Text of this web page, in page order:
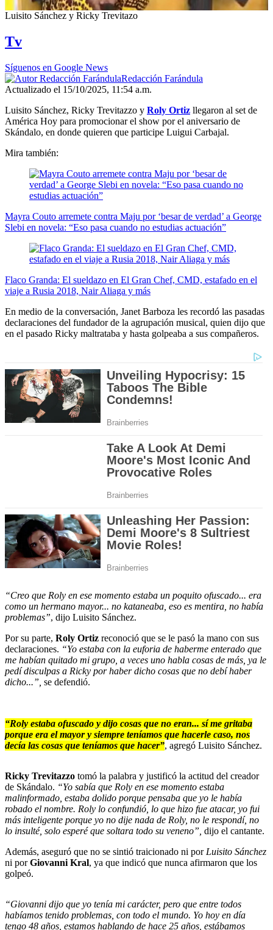
Luisito Sánchez y Ricky Trevitazo
Tv
Síguenos en Google News
Redacción Farándula
Actualizado el 15/10/2025, 11:54 a.m.
Luisito Sánchez, Ricky Trevitazzo y Roly Ortiz llegaron al set de
América Hoy para promocionar el show por el aniversario de
Skándalo, en donde quieren que participe Luigui Carbajal.
Mira también:
Mayra Couto arremete contra Maju por ‘besar de verdad’ a George
Slebi en novela: “Eso pasa cuando no estudias actuación”
Flaco Granda: El sueldazo en El Gran Chef, CMD, estafado en el
viaje a Rusia 2018, Nair Aliaga y más
En medio de la conversación, Janet Barboza les recordó las pasadas
declaraciones del fundador de la agrupación musical, quien dijo que
en el pasado Ricky maltrataba y hasta golpeaba a sus compañeros.
“Creo que Roly en ese momento estaba un poquito ofuscado... era
como un hermano mayor... no kataneaba, eso es mentira, no había
problemas”, dijo Luisito Sánchez.
Por su parte, Roly Ortiz reconoció que se le pasó la mano con sus
declaraciones. “Yo estaba con la euforia de haberme enterado que
me habían quitado mi grupo, a veces uno habla cosas de más, ya le
pedí disculpas a Ricky por haber dicho cosas que no debí haber
dicho...”, se defendió.
“Roly estaba ofuscado y dijo cosas que no eran... sí me gritaba
porque era el mayor y siempre teníamos que hacerle caso, nos
decía las cosas que teníamos que hacer”, agregó Luisito Sánchez.
Ricky Trevitazzo tomó la palabra y justificó la actitud del creador
de Skándalo. “Yo sabía que Roly en ese momento estaba
malinformado, estaba dolido porque pensaba que yo le había
robado el nombre. Roly lo confundió, lo que hizo fue atacar, yo fui
más inteligente porque yo no dije nada de Roly, no le respondí, no
lo insulté, solo esperé que soltara todo su veneno”, dijo el cantante.
Además, aseguró que no se sintió traicionado ni por Luisito Sánchez
ni porGiovanni Kral, ya que indicó que nunca afirmaron que los
golpeó.
“Giovanni dijo que yo tenía mi carácter, pero que entre todos
habíamos tenido problemas, con todo el mundo. Yo hoy en día
tengo 48 años, estamos hablando de hace 25 años, estábamos